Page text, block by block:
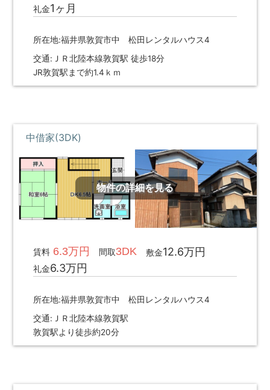
礼金1ヶ月
所在地:福井県敦賀市中 松田レンタルハウス4
交通:ＪＲ北陸本線敦賀駅 徒歩18分
JR敦賀駅まで約1.4ｋｍ
中借家(3DK)
物件の詳細を見る
賃料6.3万円 間取3DK 敷金12.6万円
礼金6.3万円
所在地:福井県敦賀市中 松田レンタルハウス4
交通:ＪＲ北陸本線敦賀駅
敦賀駅より徒歩約20分